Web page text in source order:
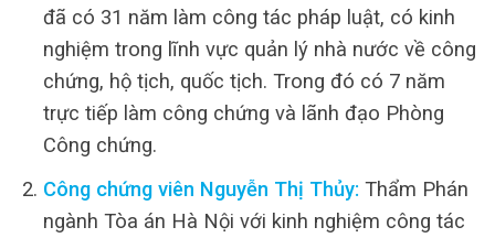
đã có 31 năm làm công tác pháp luật, có kinh
nghiệm trong lĩnh vực quản lý nhà nước về công
chứng, hộ tịch, quốc tịch. Trong đó có 7 năm
trực tiếp làm công chứng và lãnh đạo Phòng
Công chứng.
Công chứng viên Nguyễn Thị Thủy: Thẩm Phán
ngành Tòa án Hà Nội với kinh nghiệm công tác